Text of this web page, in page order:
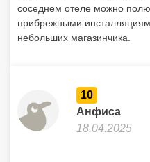
соседнем отеле можно
прибрежными
небольших магазинчика.
10
Анфиса
18.04.2025